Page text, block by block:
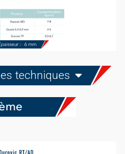
techniques